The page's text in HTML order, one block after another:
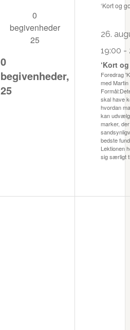
0
begivenheder
25
0
begivenheder,
25
‘Kort og
26.
19:00 -
‘Kort
Foredrag
med
skal have
hvordan
kan
marker, der
bedste
Lektionen
sig særligt